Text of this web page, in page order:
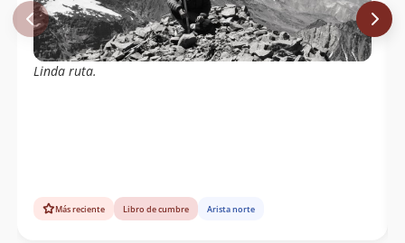
Linda ruta.
Más reciente Libro de cumbre Arista norte